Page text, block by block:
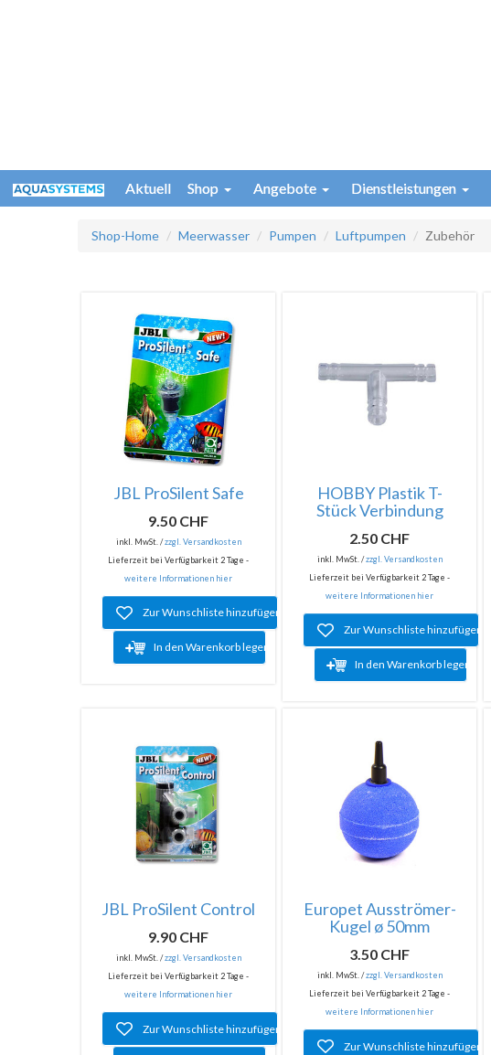
Aktuell Shop Angebote Dienstleistungen
Shop-Home Meerwasser Pumpen Luftpumpen Zubehör
JBL ProSilent Safe
9.50 CHF
inkl. MwSt. /zzgl. Versandkosten
Lieferzeit bei Verfügbarkeit 2 Tage -
weitere Informationen hier
Zur Wunschliste hinzufügen
In den Warenkorb legen
HOBBY Plastik T-
Stück Verbindung
2.50 CHF
inkl. MwSt. /zzgl. Versandkosten
Lieferzeit bei Verfügbarkeit 2 Tage -
weitere Informationen hier
Zur Wunschliste hinzufügen
In den Warenkorb legen
JBL ProSilent Control
9.90 CHF
inkl. MwSt. /zzgl. Versandkosten
Lieferzeit bei Verfügbarkeit 2 Tage -
weitere Informationen hier
Zur Wunschliste hinzufügen
Europet Ausströmer-
Kugel ø 50mm
3.50 CHF
inkl. MwSt. /zzgl. Versandkosten
Lieferzeit bei Verfügbarkeit 2 Tage -
weitere Informationen hier
Zur Wunschliste hinzufügen